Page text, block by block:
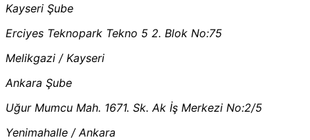
Kayseri Şube
Erciyes Teknopark Tekno 5 2. Blok No:75
Melikgazi / Kayseri
Ankara Şube
Uğur Mumcu Mah. 1671. Sk. Ak İş Merkezi No:2/5
Yenimahalle / Ankara